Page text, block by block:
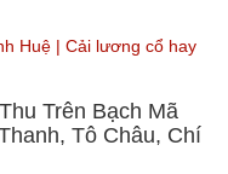
Huệ | Cải lương cổ hay
Trên Bạch Mã
Tô Châu, Chí